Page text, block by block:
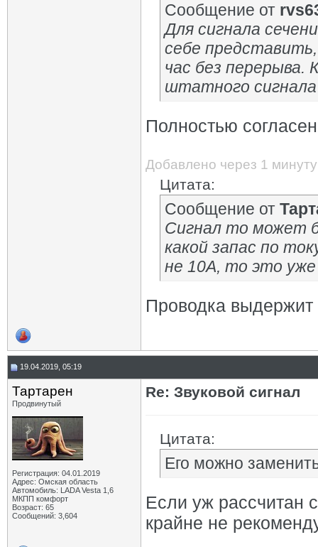
Сообщение от
Для сигнала
себе
час без перерыва.
штатного сигнала
Полностью
Добавлено через 1 минуту
Цитата:
Сообщение от
Сигнал то может
какой запас по
не 10А, то это
Проводка выдержит
19.04.2019, 05:19
Тартарен
Продвинутый
Регистрация: 04.01.2019
Адрес: Омская область
Автомобиль: LADA Vesta 1,6
МКПП комфорт
Возраст: 65
Сообщений: 3,604
Re: Звуковой сигнал
Цитата:
Его можно
Если уж рассчитан
крайне не